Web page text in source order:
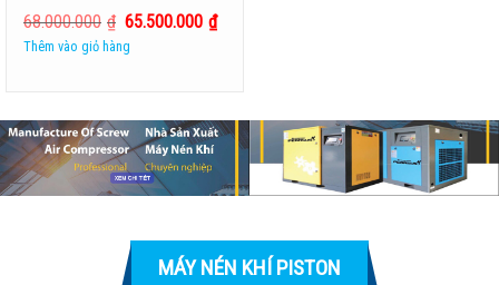
68.000.000 ₫ 65.500.000 ₫
Thêm vào giỏ hàng
MÁY NÉN KHÍ PISTON